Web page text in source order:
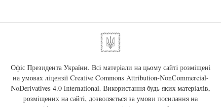
Офіс Президента України. Всі матеріали на цьому сайті розміщені
на умовах ліцензії Creative Commons Attribution-NonCommercial-
NoDerivatives 4.0 International. Використання будь-яких матеріалів,
розміщених на сайті, дозволяється за умови посилання на